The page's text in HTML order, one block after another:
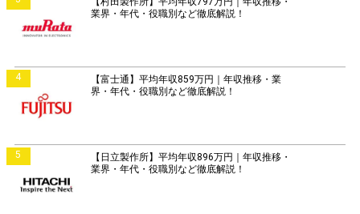
業界・年代・役職別など徹底解説！
4
【富士通】平均年収859万円｜年収推移・業
界・年代・役職別など徹底解説！
5
【日立製作所】平均年収896万円｜年収推移・
業界・年代・役職別など徹底解説！